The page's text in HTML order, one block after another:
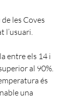
les Coves
l’usuari.
entre els 14 i
al 90%.
és
una